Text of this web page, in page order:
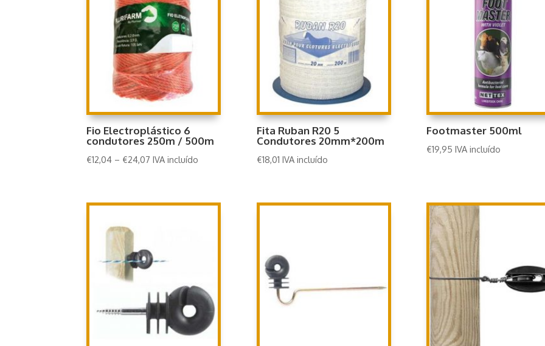
Fio Electroplástico 6
condutores 250m / 500m
€12,04 – €24,07 IVA incluído
Fita Ruban R20 5
Condutores 20mm*200m
€18,01 IVA incluído
Footmaster 500ml
€19,95 IVA incluído